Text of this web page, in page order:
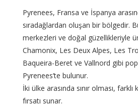
Pyrenees, Fransa ve İspanya
sıradağlardan oluşan bir bölgedir.
merkezleri ve doğal güzellikleriyle
Chamonix, Les Deux Alpes, Les
Baqueira-Beret ve Vallnord gibi
Pyrenees’te bulunur.
İki ülke arasında sınır olması,
fırsatı sunar.